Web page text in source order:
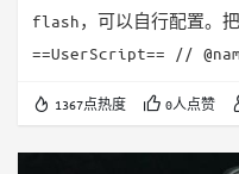
flash，可以自行配置。
==UserScript== //
https://
@description
1367点热度 0人点赞